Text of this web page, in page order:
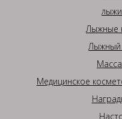
Лыжные
Лыжный
Медицинское